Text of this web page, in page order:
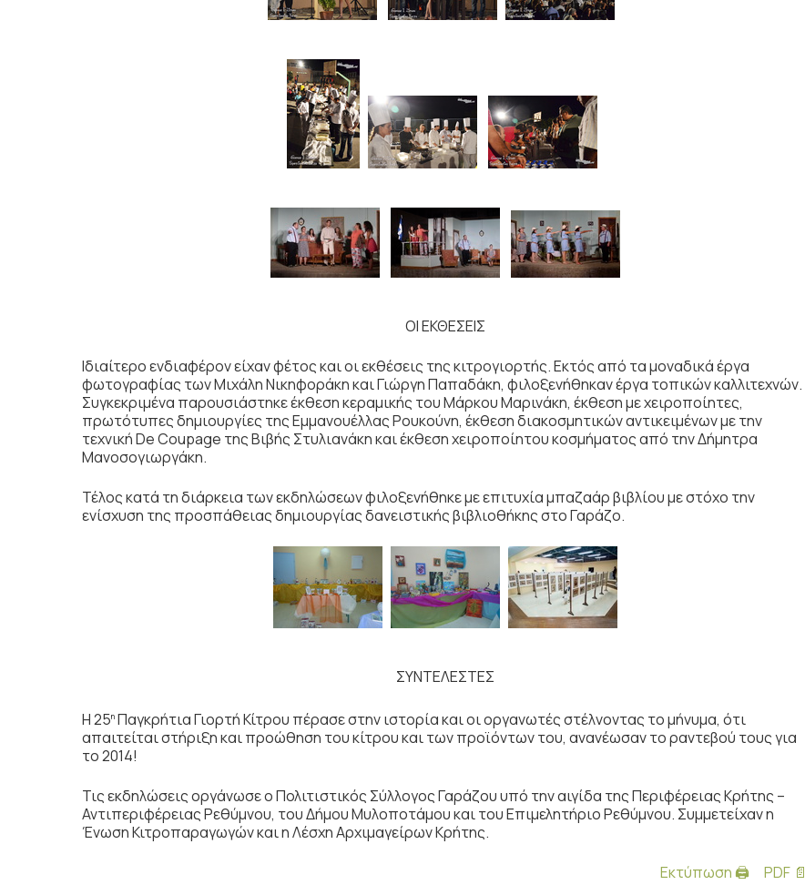
ΟΙ ΕΚΘΕΣΕΙΣ
Ιδιαίτερο ενδιαφέρον είχαν φέτος και οι εκθέσεις της κιτρογιορτής. Εκτός από τα μοναδικά έργα
φωτογραφίας των Μιχάλη Νικηφοράκη και Γιώργη Παπαδάκη, φιλοξενήθηκαν έργα τοπικών καλλιτεχνών.
Συγκεκριμένα παρουσιάστηκε έκθεση κεραμικής του Μάρκου Μαρινάκη, έκθεση με χειροποίητες,
πρωτότυπες δημιουργίες της Εμμανουέλλας Ρουκούνη, έκθεση διακοσμητικών αντικειμένων με την
τεχνική De Coupage της Βιβής Στυλιανάκη και έκθεση χειροποίητου κοσμήματος από την Δήμητρα
Μανοσογιωργάκη.
Τέλος κατά τη διάρκεια των εκδηλώσεων φιλοξενήθηκε με επιτυχία μπαζαάρ βιβλίου με στόχο την
ενίσχυση της προσπάθειας δημιουργίας δανειστικής βιβλιοθήκης στο Γαράζο.
ΣΥΝΤΕΛΕΣΤΕΣ
Η 25η Παγκρήτια Γιορτή Κίτρου πέρασε στην ιστορία και οι οργανωτές στέλνοντας το μήνυμα, ότι
απαιτείται στήριξη και προώθηση του κίτρου και των προϊόντων του, ανανέωσαν το ραντεβού τους για
το 2014!
Τις εκδηλώσεις οργάνωσε ο Πολιτιστικός Σύλλογος Γαράζου υπό την αιγίδα της Περιφέρειας Κρήτης –
Αντιπεριφέρειας Ρεθύμνου, του Δήμου Μυλοποτάμου και του Επιμελητήριο Ρεθύμνου. Συμμετείχαν η
Ένωση Κιτροπαραγωγών και η Λέσχη Αρχιμαγείρων Κρήτης.
Εκτύπωση 🖨
PDF 📄